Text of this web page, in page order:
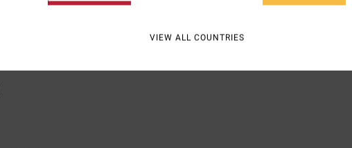
VIEW ALL COUNTRIES